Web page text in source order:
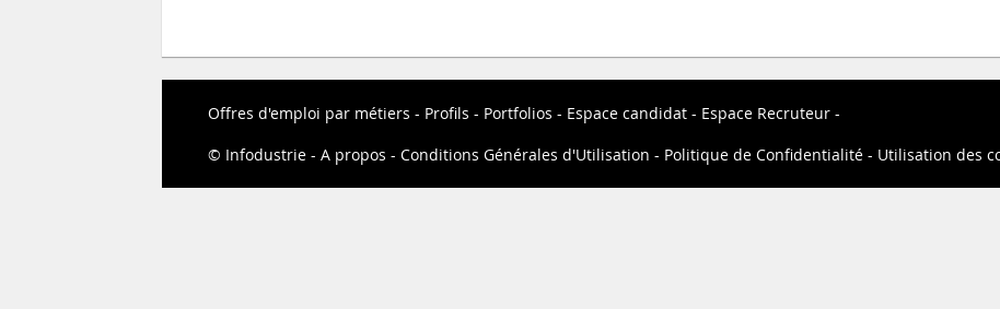
Offres d'emploi par métiers Profils Portfolios Espace candidat
Espace Recruteur
Infodustrie
A propos Conditions Générales d'Utilisation Politique de Confidentialité Utilisation des